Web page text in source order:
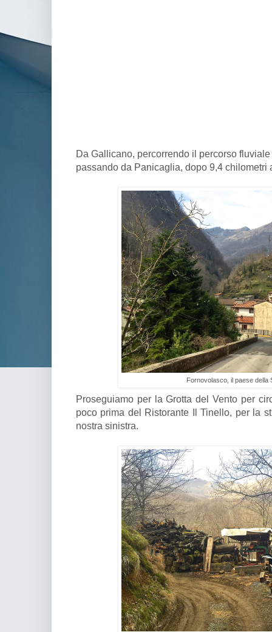
Da Gallicano, percorrendo il percorso fluviale
passando da Panicaglia, dopo 9,4 chilometri
Fornovolasco, il paese della
Proseguiamo per la Grotta del Vento per
poco prima del Ristorante Il Tinello, per la
nostra sinistra.